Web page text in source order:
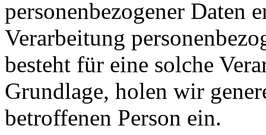
personenbezogener Daten
Verarbeitung
besteht für eine solche
Grundlage, holen wir
betroffenen Person ein.